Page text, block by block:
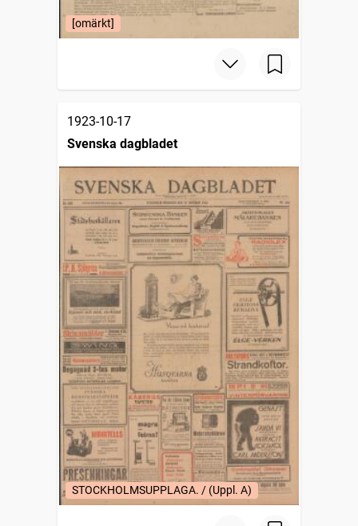
[omärkt]
1923-10-17
Svenska dagbladet
STOCKHOLMSUPPLAGA. / (Uppl. A)